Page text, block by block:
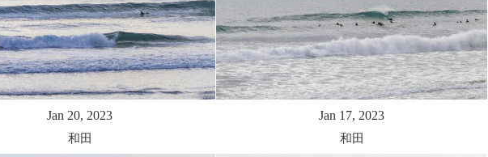
Jan 20, 2023
和田
Jan 17, 2023
和田